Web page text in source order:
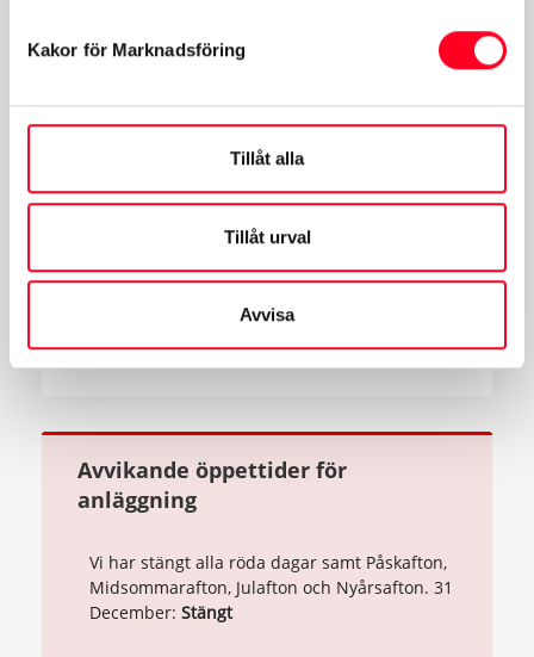
Kakor för Marknadsföring
Tillåt alla
Tillåt urval
Avvisa
Skador
Mån-Fre:07:00-16:00
Lunchstängt Mån-Fre:
Vecka 28-30 Mån-Fre:Stängt
Avvikande öppettider för
anläggning
Vi har stängt alla röda dagar samt Påskafton,
Midsommarafton, Julafton och Nyårsafton. 31
December: Stängt